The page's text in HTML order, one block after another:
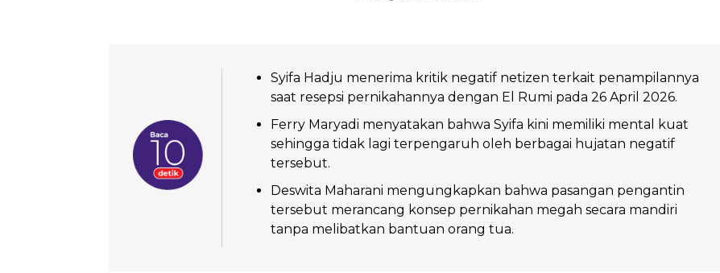
Syifa Hadju menerima kritik negatif netizen terkait penampilannya
saat resepsi pernikahannya dengan El Rumi pada 26 April 2026.
Ferry Maryadi menyatakan bahwa Syifa kini memiliki mental kuat
sehingga tidak lagi terpengaruh oleh berbagai hujatan negatif
tersebut.
Deswita Maharani mengungkapkan bahwa pasangan pengantin
tersebut merancang konsep pernikahan megah secara mandiri
tanpa melibatkan bantuan orang tua.